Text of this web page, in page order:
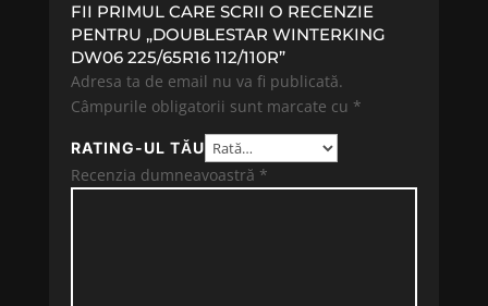
FII PRIMUL CARE SCRII O RECENZIE
PENTRU „DOUBLESTAR WINTERKING
DW06 225/65R16 112/110R”
Adresa ta de email nu va fi publicată.
Câmpurile obligatorii sunt marcate cu *
RATING-UL TĂU
Recenzia dumneavoastră *